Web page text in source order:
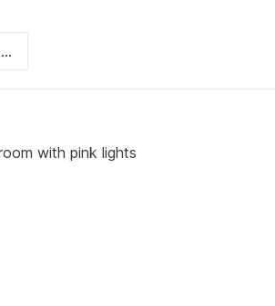
with pink lights